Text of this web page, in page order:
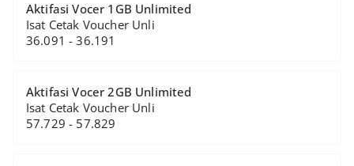
Aktifasi Vocer 1GB Unlimited
Isat Cetak Voucher Unli
36.091 - 36.191
Aktifasi Vocer 2GB Unlimited
Isat Cetak Voucher Unli
57.729 - 57.829